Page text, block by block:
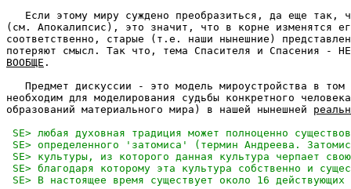
Если этому миру суждено преобразиться, да еще так,
(см. Апокалипсис), это значит, что в корне изменятся
соответственно, старые (т.е. наши нынешние)
ВООБЩЕ .
Предмет дискуссии - это модель мироустройства в том
необходим для моделирования судьбы конкретного
образований материального мира) в нашей нынешней